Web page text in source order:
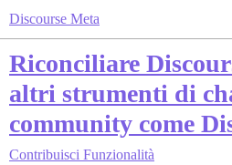
Discourse Meta
Riconciliare
altri strumenti di
community come
Contribuisci Funzionalità